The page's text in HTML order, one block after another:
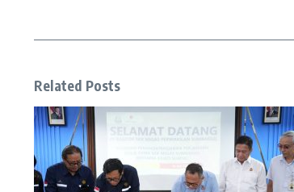
Related Posts